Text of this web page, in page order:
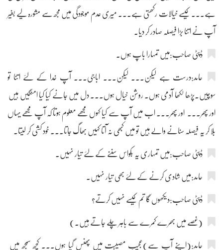
ہے۔۔۔ کیسے خیالات رکھتی ہے۔۔۔ میری عدم موجودگی میں مجھ سے مشورہ لیے بغیر
آپ نے اتنا بڑا فیصلہ صادر کر دیا۔
ڈپٹی صاحب:میں تمہارا باپ ہوں۔
حامد:درست ہے لیکن۔۔۔ لیکن۔۔۔ اباجی۔۔۔ آپ خدا کے لئے اتنا تو
سوچیں۔پڑھا لکھا آدمی ہوں۔ روشن خیال ہوں۔۔۔ دل میں جانے کیا کیا امنگیں ہیں
اور پھر۔۔۔ اور پھر۔۔۔ اب میں آپ سے کیا کہوں مجھے معلوم ہوتا کہ آپ مجھے یہاں
بلا کر یہ فیصلہ سنانے والے ہیں تو میں کبھی نہ آتا کہیں بھاگ جاتا۔۔۔ خود کشی کر لیتا۔
ڈپٹی صاحب:میں تمہاری یہ بکواس سننے کے لئے تیار نہیں۔
حامد:میں شادی کرنے کے لئے بھی تیار نہیں۔
ڈپٹی صاحب:دیکھوں گا تم کیسے نہیں کرتے؟
(غصے میں بھرے کمرے سے باہر چلے جاتے ہیں۔)
حامد:(اپنے آپ سے)عجیب مصیبت میں پھنس گیا ہوں۔۔۔ کچھ سمجھ میں